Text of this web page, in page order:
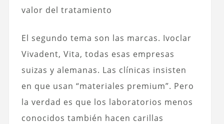
valor del tratamiento
El segundo tema son las marcas. Ivoclar
Vivadent, Vita, todas esas empresas
suizas y alemanas. Las clínicas insisten
en que usan “materiales premium”. Pero
la verdad es que los laboratorios menos
conocidos también hacen carillas